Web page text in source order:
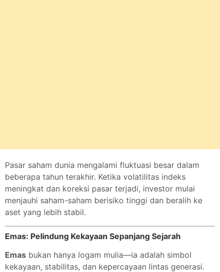
Pasar saham dunia mengalami fluktuasi besar dalam
beberapa tahun terakhir. Ketika volatilitas indeks
meningkat dan koreksi pasar terjadi, investor mulai
menjauhi saham-saham berisiko tinggi dan beralih ke
aset yang lebih stabil.
Emas: Pelindung Kekayaan Sepanjang Sejarah
Emas bukan hanya logam mulia—ia adalah simbol
kekayaan, stabilitas, dan kepercayaan lintas generasi.